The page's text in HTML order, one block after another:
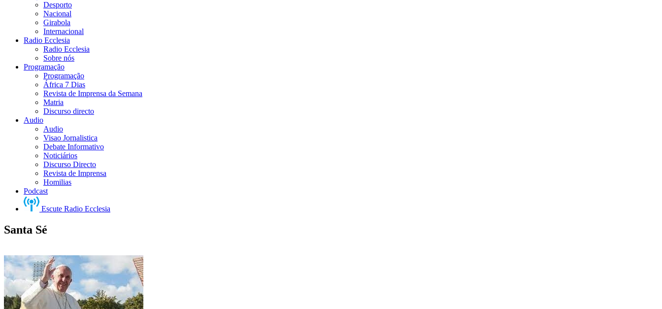
Desporto
Nacional
Girabola
Internacional
Radio Ecclesia
Radio Ecclesia
Sobre nós
Programação
Programação
África 7 Dias
Revista de Imprensa da Semana
Matria
Discurso directo
Audio
Audio
Visao Jornalistica
Debate Informativo
Noticiários
Discurso Directo
Revista de Imprensa
Homilias
Podcast
Escute Radio Ecclesia
Santa Sé